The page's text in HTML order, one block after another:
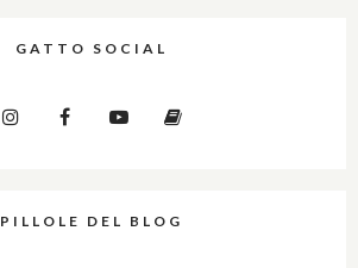
GATTO SOCIAL
PILLOLE DEL BLOG